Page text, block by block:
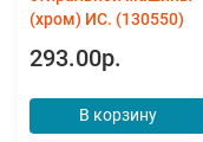
(хром) ИС. (130550)
293.00р.
В корзину